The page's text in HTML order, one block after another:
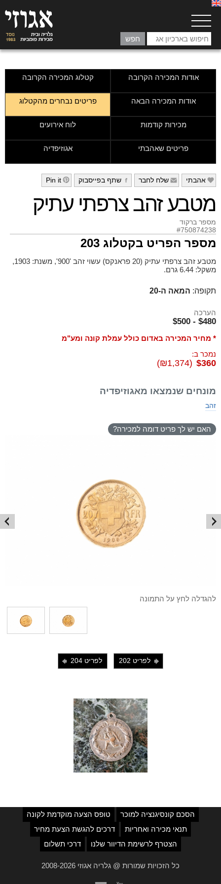
אודות המכירה הקרובה קטלוג המכירה הקרובה
אודות המכירה הבאה פריטים נבחרים מהקטלוג
מכירות קודמות לוח אירועים
פריטים שאהבתי אגוזיפדיה
e אהבתי f שלח לחבר g שתף בפייסבוק h
Pin it
מטבע זהב צרפתי עתיק
מספר ברקוד
#750874238
מספר הפריט בקטלוג 203
מטבע זהב צרפתי עתיק (20 פראנקס) עשוי זהב '900', משנת: 1903,
משקל: 6.44 גרם.
תקופה: המאה ה-20
הערכה
$480 - $500
* מחיר המכירה באדום כולל עמלת קונה ומע"מ
נמכר ב:
$360
(₪1,374)
מונחים שנמצאו מאגוזיפדיה
זהב
האם יש לך פריט דומה למכירה?
להגדלה לחץ על התמונה
j לפריט 202 i לפריט 204
הסכם קונסיגנציה למוכר
טופס הצעה מוקדמת לקונה
תנאי מכירה ואחריות
דרכים להגשת הצעת מחיר
הצטרף לרשימת הדיוור שלנו
דרכי תשלום
כל הזכויות שמורות @ גלריה אגוזי 2008-2026